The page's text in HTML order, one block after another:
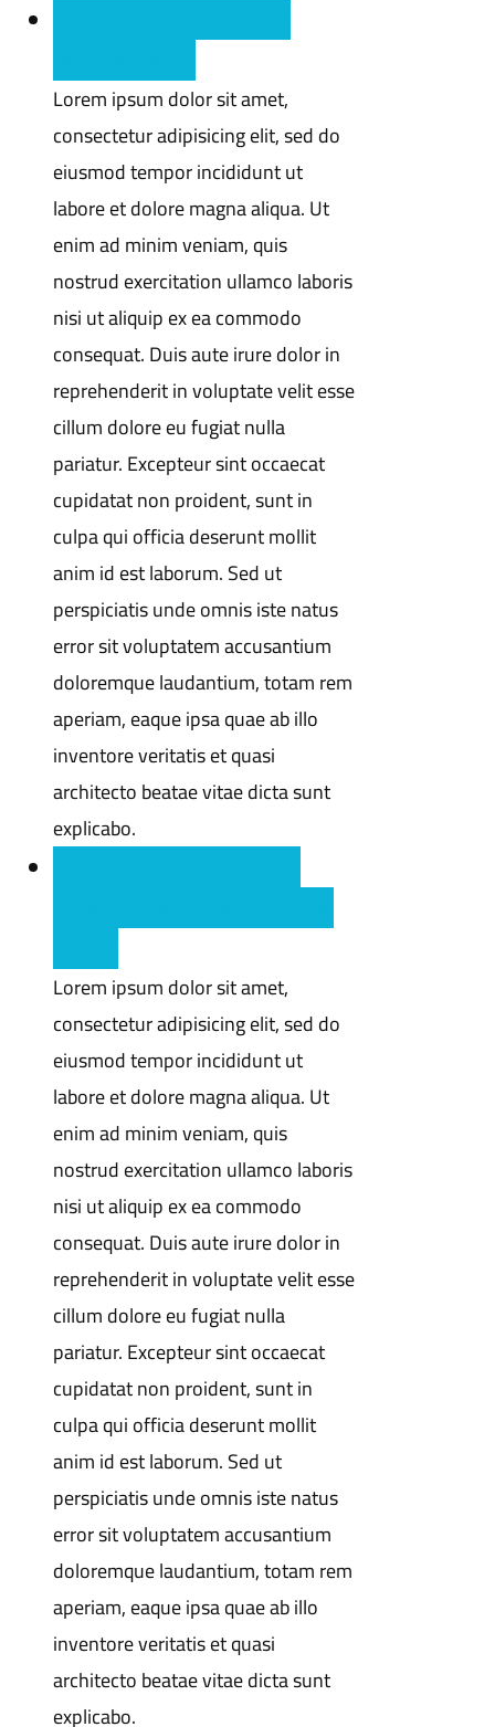
Lorem ipsum dolor sit amet,
consectetur adipisicing elit, sed do
eiusmod tempor incididunt ut
labore et dolore magna aliqua. Ut
enim ad minim veniam, quis
nostrud exercitation ullamco laboris
nisi ut aliquip ex ea commodo
consequat. Duis aute irure dolor in
reprehenderit in voluptate velit esse
cillum dolore eu fugiat nulla
pariatur. Excepteur sint occaecat
cupidatat non proident, sunt in
culpa qui officia deserunt mollit
anim id est laborum. Sed ut
perspiciatis unde omnis iste natus
error sit voluptatem accusantium
doloremque laudantium, totam rem
aperiam, eaque ipsa quae ab illo
inventore veritatis et quasi
architecto beatae vitae dicta sunt
explicabo.
Lorem ipsum dolor sit amet,
consectetur adipisicing elit, sed do
eiusmod tempor incididunt ut
labore et dolore magna aliqua. Ut
enim ad minim veniam, quis
nostrud exercitation ullamco laboris
nisi ut aliquip ex ea commodo
consequat. Duis aute irure dolor in
reprehenderit in voluptate velit esse
cillum dolore eu fugiat nulla
pariatur. Excepteur sint occaecat
cupidatat non proident, sunt in
culpa qui officia deserunt mollit
anim id est laborum. Sed ut
perspiciatis unde omnis iste natus
error sit voluptatem accusantium
doloremque laudantium, totam rem
aperiam, eaque ipsa quae ab illo
inventore veritatis et quasi
architecto beatae vitae dicta sunt
explicabo.